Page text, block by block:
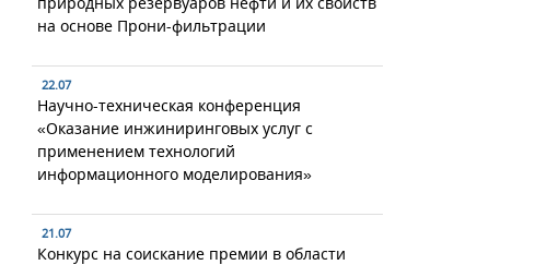
на основе Прони-фильтрации
22.07
Научно-техническая конференция
«Оказание инжиниринговых услуг с
применением технологий
информационного моделирования»
21.07
Конкурс на соискание премии в области